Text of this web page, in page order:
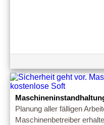
Planung aller fälligen
Maschinenbetreiber